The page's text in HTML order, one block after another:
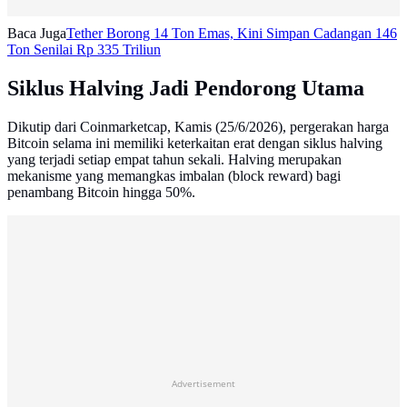
Baca JugaTether Borong 14 Ton Emas, Kini Simpan Cadangan 146
Ton Senilai Rp 335 Triliun
Siklus Halving Jadi Pendorong Utama
Dikutip dari Coinmarketcap, Kamis (25/6/2026), pergerakan harga
Bitcoin selama ini memiliki keterkaitan erat dengan siklus halving
yang terjadi setiap empat tahun sekali. Halving merupakan
mekanisme yang memangkas imbalan (block reward) bagi
penambang Bitcoin hingga 50%.
Advertisement